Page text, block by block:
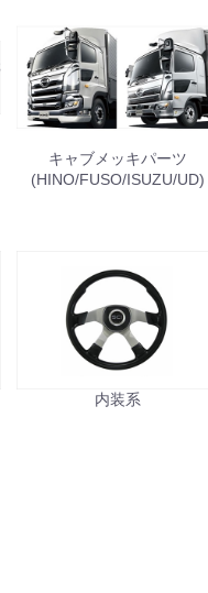
キャブメッキパーツ
(HINO/FUSO/ISUZU/UD)
内装系